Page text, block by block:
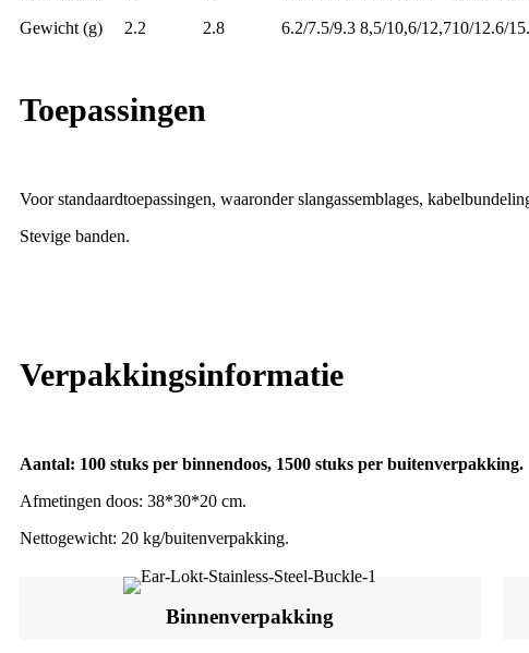
Gewicht (g) 2.2 2.8 6.2/7.5/9.3 8,5/10,6/12,710/12.6/
Toepassingen
Voor standaardtoepassingen, waaronder slangassemblages,
Stevige banden.
Verpakkingsinformatie
Aantal: 100 stuks per binnendoos, 1500 stuks per buitenverpakking.
Afmetingen doos: 38*30*20 cm.
Nettogewicht: 20 kg/buitenverpakking.
Binnenverpakking